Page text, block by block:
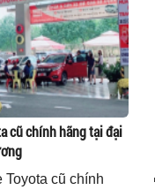
cũ chính hãng tại đại
cũ chính